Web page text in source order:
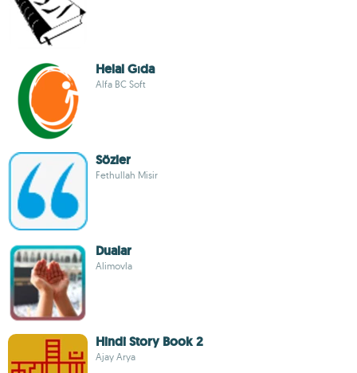
Helal Gıda
Alfa BC Soft
Sözler
Fethullah Misir
Dualar
Alimovla
Hindi Story Book 2
Ajay Arya